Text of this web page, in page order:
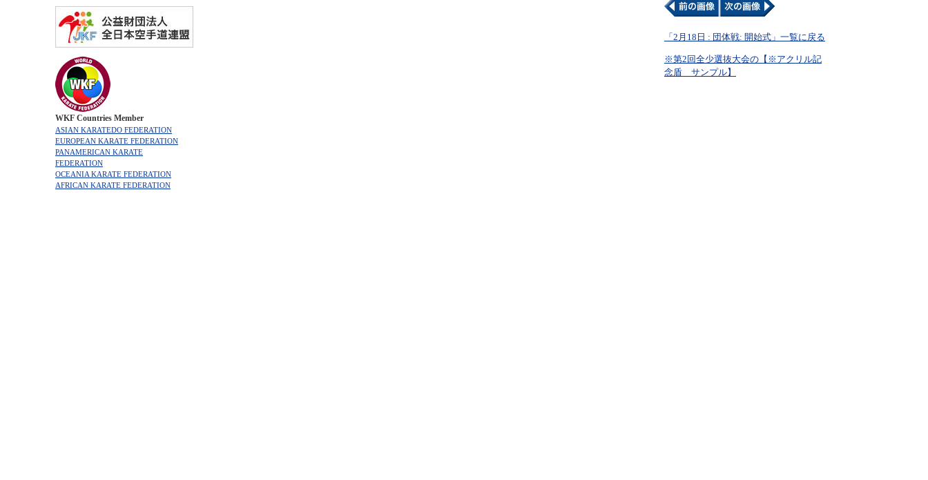
WKF Countries Member
ASIAN KARATEDO FEDERATION
EUROPEAN KARATE FEDERATION
PANAMERICAN KARATE
FEDERATION
OCEANIA KARATE FEDERATION
AFRICAN KARATE FEDERATION
「2月18日 : 団体戦: 開始式」一覧に戻る
※第2回全少選抜大会の【※アクリル記
念盾 サンプル】